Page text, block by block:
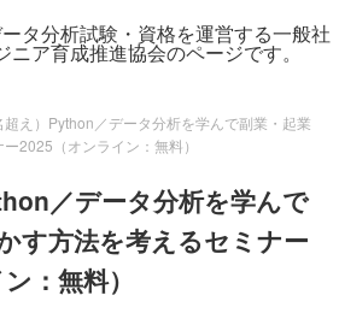
タ分析試験・資格を運営する一般社
ニア育成推進協会のページです。
超え）Python／データ分析を学んで副業・起業
2025（オンライン：無料）
／データ分析を学んで
す方法を考えるセミナー
：無料）